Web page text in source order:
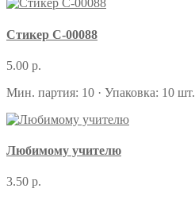
Стикер С-00088
5.00 р.
Мин. партия: 10 · Упаковка: 10 шт.
Любимому учителю
3.50 р.